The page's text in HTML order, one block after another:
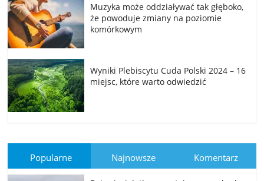
Muzyka może oddziaływać tak głęboko,
że powoduje zmiany na poziomie
komórkowym
Wyniki Plebiscytu Cuda Polski 2024 – 16
miejsc, które warto odwiedzić
Popularne Najnowsze Komentarz